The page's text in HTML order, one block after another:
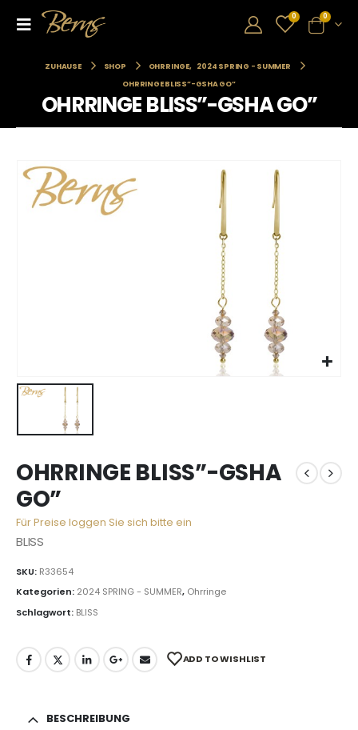
0 0
ZUHAUSE SHOP OHRRINGE,
2024 SPRING - SUMMER
OHRRINGE BLISS”-GSHA GO”
OHRRINGE BLISS”-GSHA GO”
OHRRINGE BLISS”-GSHA
GO”
Für Preise loggen Sie sich bitte ein
BLISS
SKU: R33654
Kategorien: 2024 SPRING - SUMMER, Ohrringe
Schlagwort: BLISS
ADD TO WISHLIST
BESCHREIBUNG